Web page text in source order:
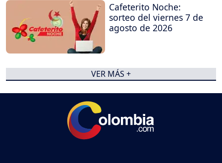
Cafeterito Noche:
sorteo del viernes 7 de
agosto de 2026
VER MÁS +